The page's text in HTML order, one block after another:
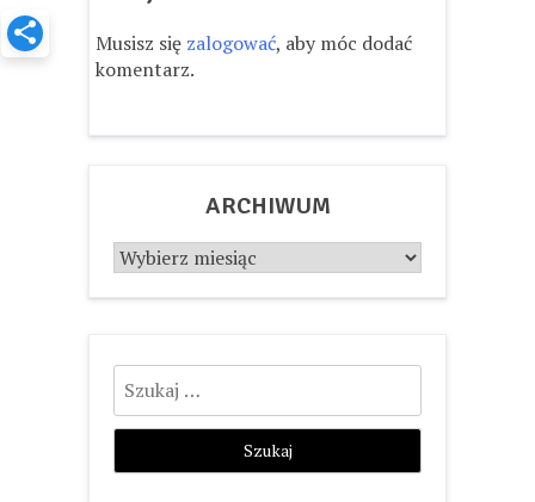
Musisz się zalogować, aby móc dodać
komentarz.
ARCHIWUM
Archiwum
Szukaj: